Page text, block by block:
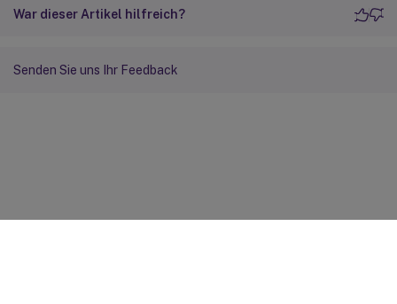
War dieser Artikel hilfreich?
Senden Sie uns Ihr Feedback